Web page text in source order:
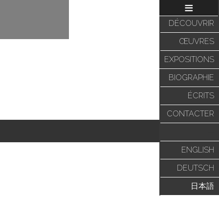
≡
DÉCOUVRIR
ŒUVRES
EXPOSITIONS
BIOGRAPHIE
ÉCRITS
CONTACTER
ENGLISH
DEUTSCH
日本語